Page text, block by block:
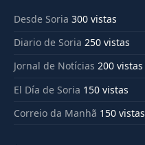
Desde Soria 300 vistas
Diario de Soria 250 vistas
Jornal de Notícias 200 vistas
El Día de Soria 150 vistas
Correio da Manhã 150 vistas